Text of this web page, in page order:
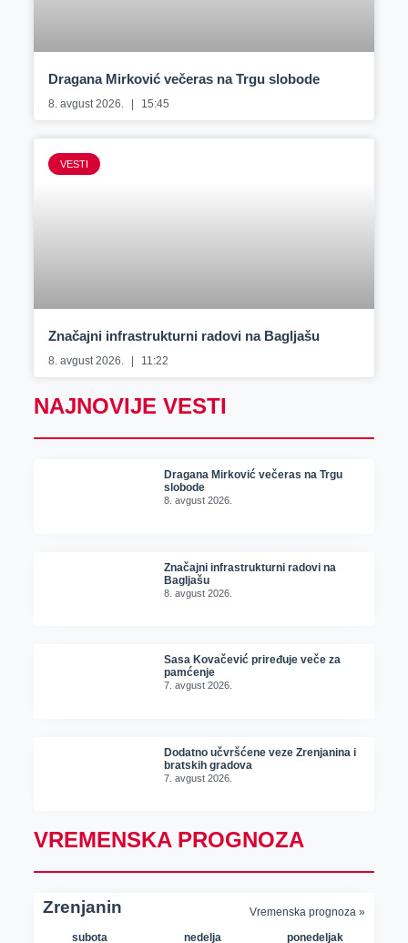
Dragana Mirković večeras na Trgu slobode
8. avgust 2026. 15:45
VESTI
Značajni infrastrukturni radovi na Bagljašu
8. avgust 2026. 11:22
NAJNOVIJE VESTI
Dragana Mirković večeras na Trgu
slobode
8. avgust 2026.
Značajni infrastrukturni radovi na
Bagljašu
8. avgust 2026.
Sasa Kovačević priređuje veče za
pamćenje
7. avgust 2026.
Dodatno učvršćene veze Zrenjanina i
bratskih gradova
7. avgust 2026.
VREMENSKA PROGNOZA